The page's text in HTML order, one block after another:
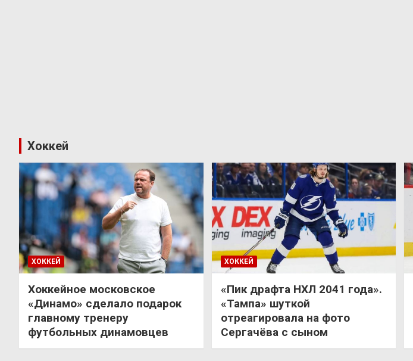
Хоккей
ХОККЕЙ
Хоккейное московское
«Динамо» сделало подарок
главному тренеру
футбольных динамовцев
ХОККЕЙ
«Пик драфта НХЛ 2041 года».
«Тампа» шуткой
отреагировала на фото
Сергачёва с сыном